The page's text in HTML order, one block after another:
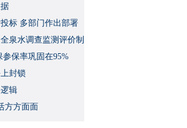
标 多部门作出部署
泉水调查监测评价制
参保率巩固在95%
封锁
辑
方方面面